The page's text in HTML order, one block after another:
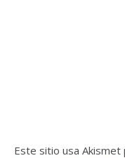
Este sitio usa Akismet